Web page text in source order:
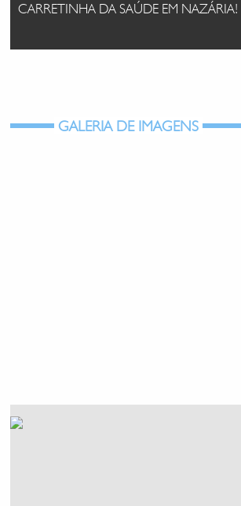
CARRETINHA DA SAÚDE EM NAZÁRIA!
GALERIA DE IMAGENS